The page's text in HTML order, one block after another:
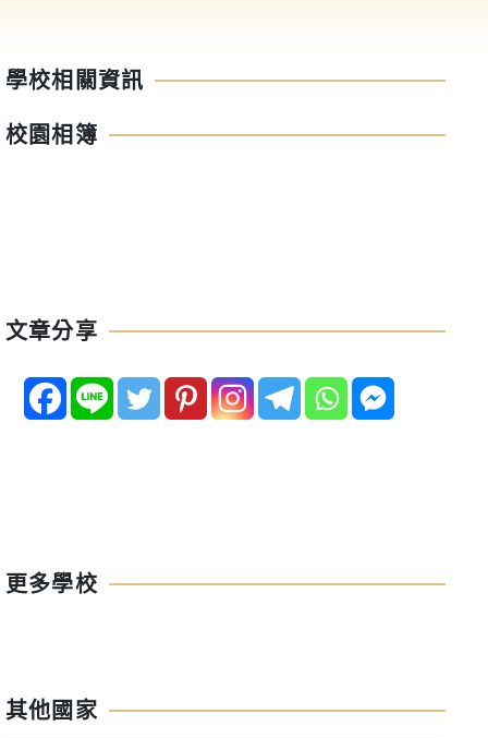
學校相關資訊
校園相簿
文章分享
更多學校
其他國家